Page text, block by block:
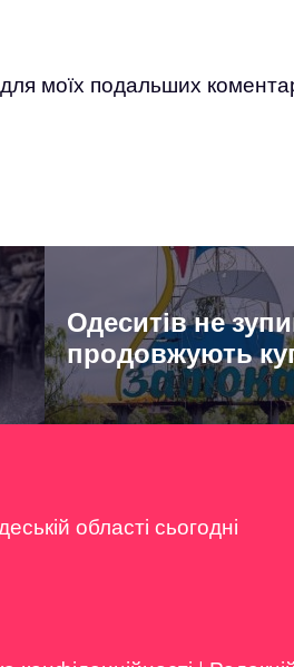
моїх подальших
Одеситів не
продовжують
області сьогодні